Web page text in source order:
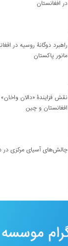
در افغانستان
راهبرد دوگانۀ روسیه در
مانور پاکستان
نقش فزایندۀ «دالان
افغانستان و چین
چالش‌های آسیای مرکزی در